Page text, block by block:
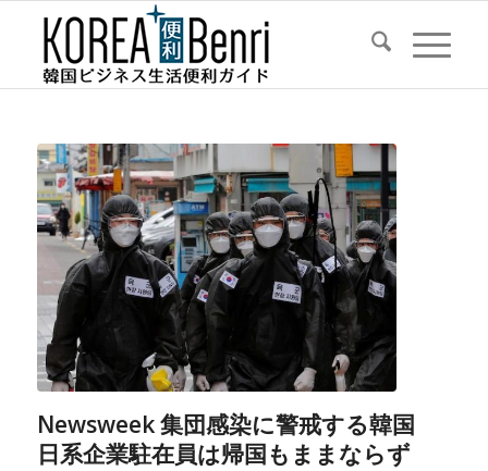
Newsweek 集団感染に警戒する韓国
日系企業駐在員は帰国もままならず